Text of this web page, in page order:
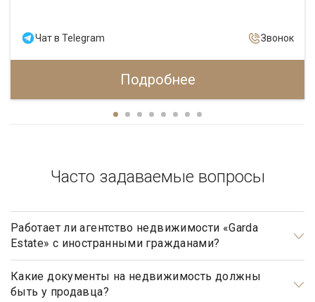
Чат в Telegram Звонок
Подробнее
Часто задаваемые вопросы
Работает ли агентство недвижимости «Garda
Estate» с иностранными гражданами?
Да, наше агентство недвижимости, работает с
иностранными гражданами не резидентами РФ.
Какие документы на недвижимость должны
быть у продавца?